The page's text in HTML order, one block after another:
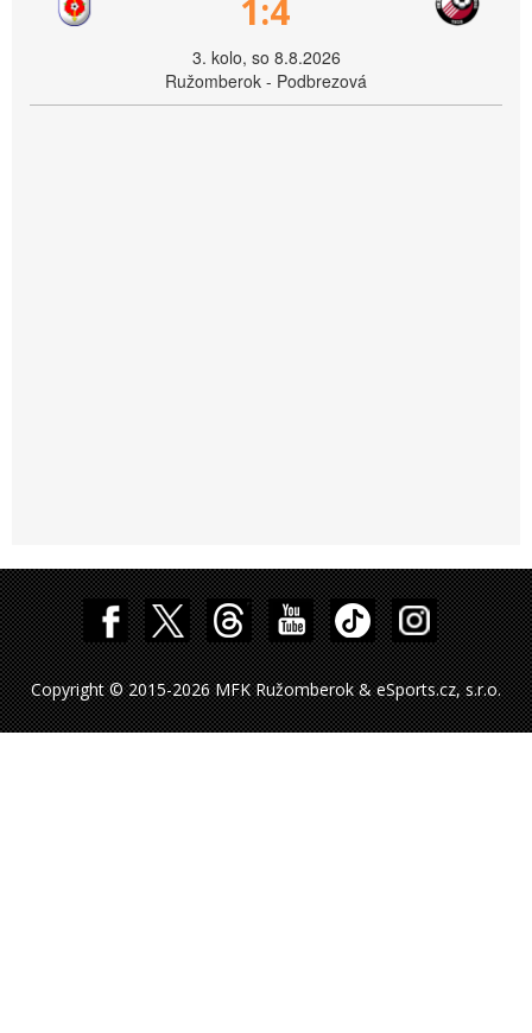
1:4
3. kolo, so 8.8.2026
Ružomberok - Podbrezová
Copyright © 2015-2026 MFK Ružomberok & eSports.cz, s.r.o.